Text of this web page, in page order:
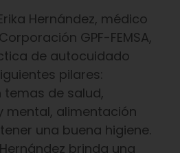
Hernández, médico
GPF-FEMSA,
de autocuidado
pilares:
de salud,
mental, alimentación
una buena higiene.
brinda una